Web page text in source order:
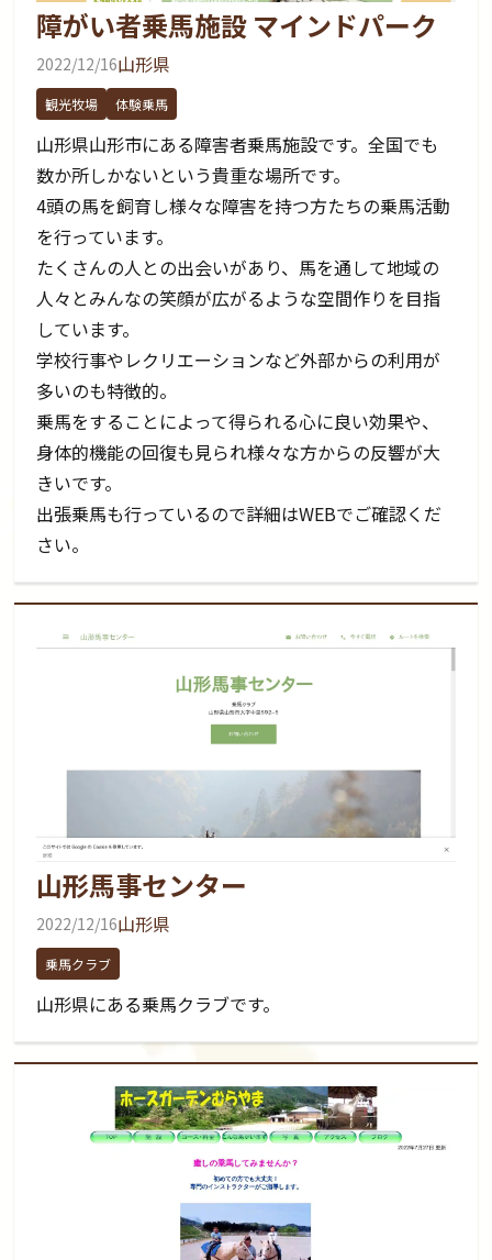
障がい者乗馬施設 マインドパーク
2022/12/16山形県
観光牧場 体験乗馬
山形県山形市にある障害者乗馬施設です。全国でも
数か所しかないという貴重な場所です。
4頭の馬を飼育し様々な障害を持つ方たちの乗馬活動
を行っています。
たくさんの人との出会いがあり、馬を通して地域の
人々とみんなの笑顔が広がるような空間作りを目指
しています。
学校行事やレクリエーションなど外部からの利用が
多いのも特徴的。
乗馬をすることによって得られる心に良い効果や、
身体的機能の回復も見られ様々な方からの反響が大
きいです。
出張乗馬も行っているので詳細はWEBでご確認くだ
さい。
山形馬事センター
2022/12/16山形県
乗馬クラブ
山形県にある乗馬クラブです。